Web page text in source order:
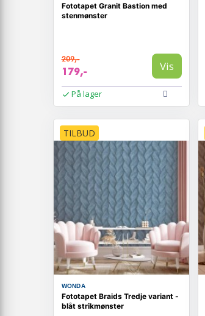
Fototapet Granit Bastion med
stenmønster
209,-
179,- Vis
På lager
TILBUD
WONDA
Fototapet Braids Tredje variant -
blåt strikmønster